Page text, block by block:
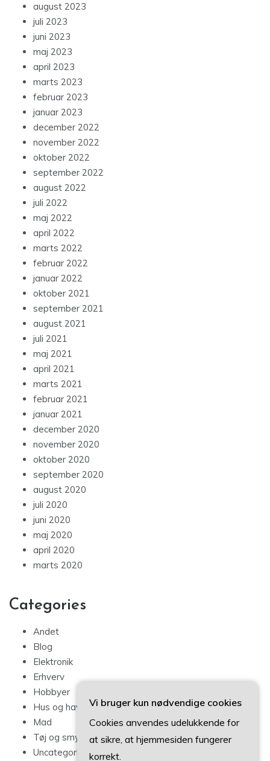
august 2023
juli 2023
juni 2023
maj 2023
april 2023
marts 2023
februar 2023
januar 2023
december 2022
november 2022
oktober 2022
september 2022
august 2022
juli 2022
maj 2022
april 2022
marts 2022
februar 2022
januar 2022
oktober 2021
september 2021
august 2021
juli 2021
maj 2021
april 2021
marts 2021
februar 2021
januar 2021
december 2020
november 2020
oktober 2020
september 2020
august 2020
juli 2020
juni 2020
maj 2020
april 2020
marts 2020
Categories
Andet
Blog
Elektronik
Erhverv
Hobbyer
Hus og have
Mad
Tøj og smykker
Uncategorized
Vi bruger kun nødvendige cookies
Cookies anvendes udelukkende for
at sikre, at hjemmesiden fungerer
korrekt.